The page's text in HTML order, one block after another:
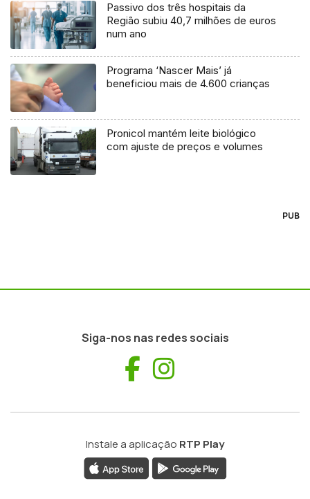
Passivo dos três hospitais da
Região subiu 40,7 milhões de euros
num ano
Programa ‘Nascer Mais’ já
beneficiou mais de 4.600 crianças
Pronicol mantém leite biológico
com ajuste de preços e volumes
PUB
Siga-nos nas redes sociais
Facebook
Instale a aplicação RTP Play